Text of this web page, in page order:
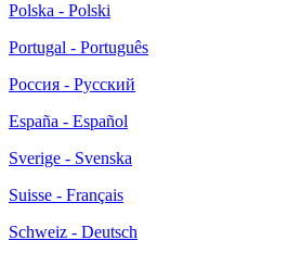
Polska - Polski
Portugal - Português
Россия - Русский
España - Español
Sverige - Svenska
Suisse - Français
Schweiz - Deutsch